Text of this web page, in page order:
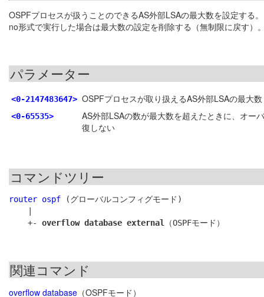
OSPFプロセスが扱うことのできるAS外部LSAの最大数を設定する。
no形式で実行した場合は最大数の設定を削除する（無制限に戻す）
パラメーター
<0-2147483647> OSPFプロセスが取り扱えるAS外部LSAの最大数
<0-65535>
AS外部LSAの数が最大数を超えたときに、オー
復しない
コマンドツリー
router ospf (グローバルコンフィグモード)
    +-
overflow database external
関連コマンド
overflow database （OSPFモード）